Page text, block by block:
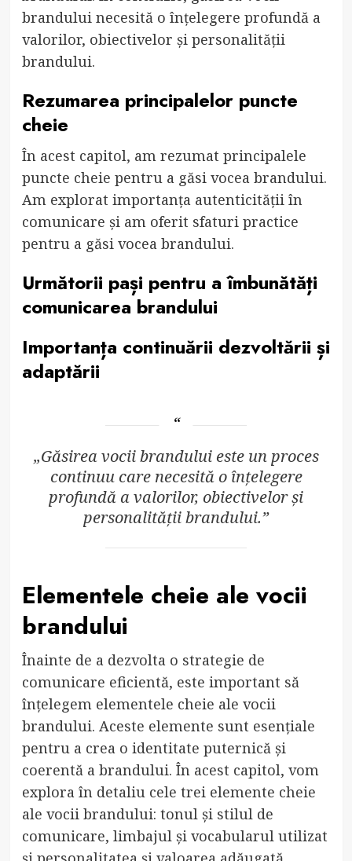
brandului necesită o înțelegere profundă a
valorilor, obiectivelor și personalității
brandului.
Rezumarea principalelor puncte
cheie
În acest capitol, am rezumat principalele
puncte cheie pentru a găsi vocea brandului.
Am explorat importanța autenticității în
comunicare și am oferit sfaturi practice
pentru a găsi vocea brandului.
Următorii pași pentru a îmbunătăți
comunicarea brandului
Importanța continuării dezvoltării și
adaptării
„Găsirea vocii brandului este un proces
continuu care necesită o înțelegere
profundă a valorilor, obiectivelor și
personalității brandului.”
Elementele cheie ale vocii
brandului
Înainte de a dezvolta o strategie de
comunicare eficientă, este important să
înțelegem elementele cheie ale vocii
brandului. Aceste elemente sunt esențiale
pentru a crea o identitate puternică și
coerentă a brandului. În acest capitol, vom
explora în detaliu cele trei elemente cheie
ale vocii brandului: tonul și stilul de
comunicare, limbajul și vocabularul utilizat